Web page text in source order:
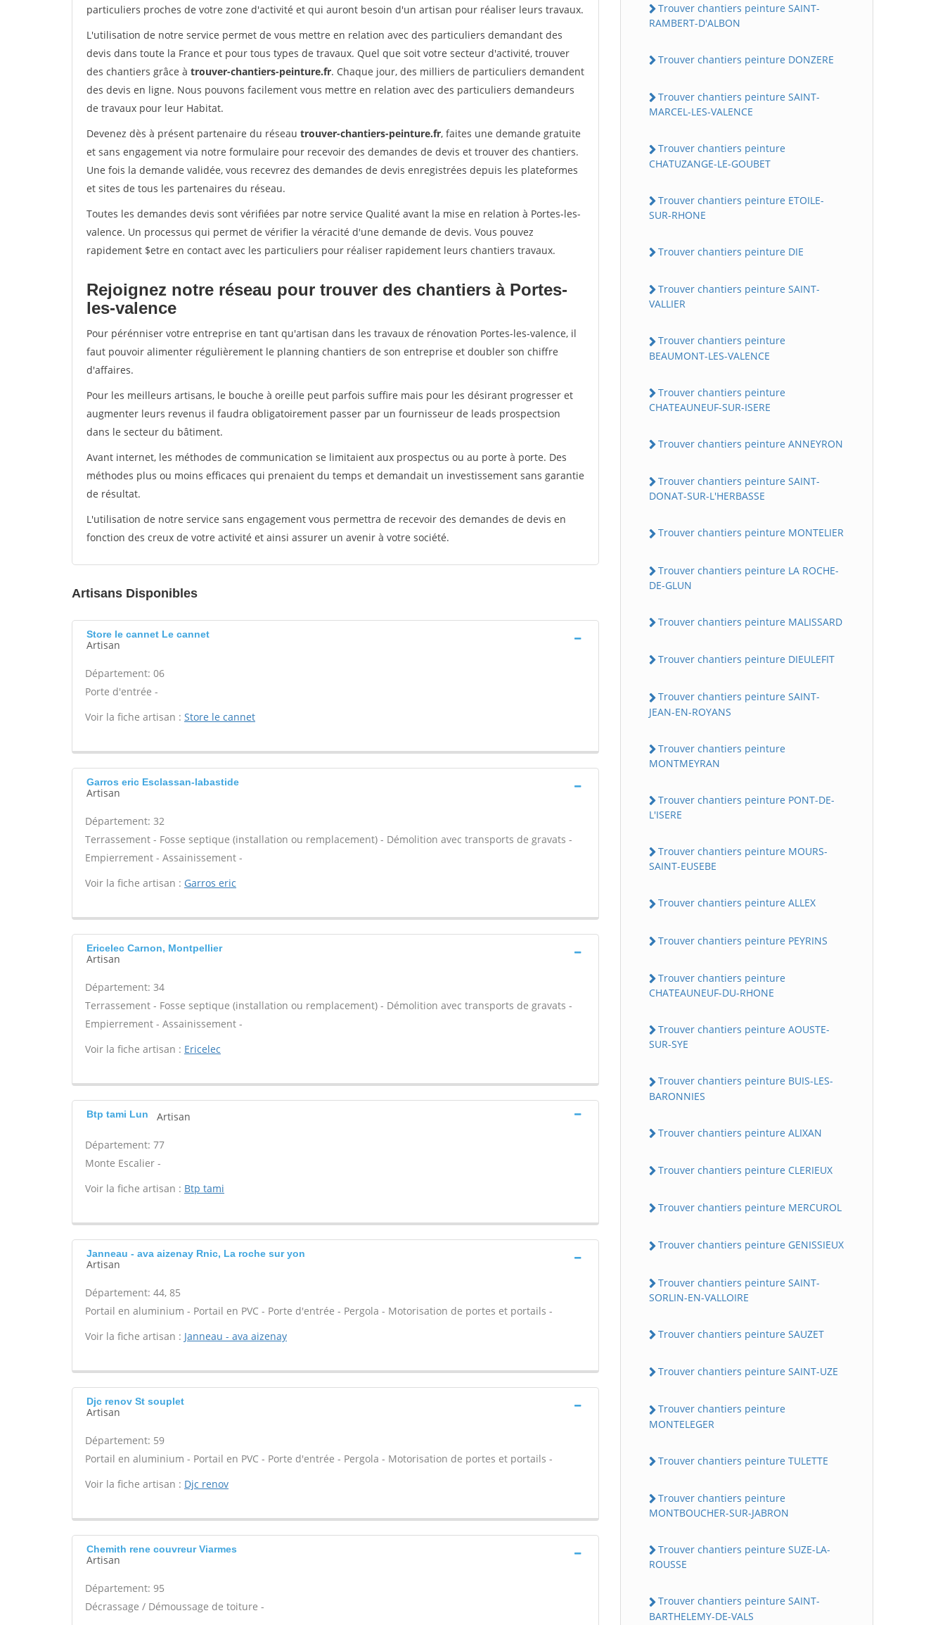
particuliers proches de votre zone d'activité et qui auront besoin d'un artisan pour réaliser leurs travaux.
L'utilisation de notre service permet de vous mettre en relation avec des particuliers demandant des
devis dans toute la France et pour tous types de travaux. Quel que soit votre secteur d'activité, trouver
des chantiers grâce à trouver-chantiers-peinture.fr. Chaque jour, des milliers de particuliers demandent
des devis en ligne. Nous pouvons facilement vous mettre en relation avec des particuliers demandeurs
de travaux pour leur Habitat.
Devenez dès à présent partenaire du réseau trouver-chantiers-peinture.fr, faites une demande gratuite
et sans engagement via notre formulaire pour recevoir des demandes de devis et trouver des chantiers.
Une fois la demande validée, vous recevrez des demandes de devis enregistrées depuis les plateformes
et sites de tous les partenaires du réseau.
Toutes les demandes devis sont vérifiées par notre service Qualité avant la mise en relation à Portes-les-
valence. Un processus qui permet de vérifier la véracité d'une demande de devis. Vous pouvez
rapidement $etre en contact avec les particuliers pour réaliser rapidement leurs chantiers travaux.
Rejoignez notre réseau pour trouver des chantiers à Portes-
les-valence
Pour pérénniser votre entreprise en tant qu'artisan dans les travaux de rénovation Portes-les-valence, il
faut pouvoir alimenter régulièrement le planning chantiers de son entreprise et doubler son chiffre
d'affaires.
Pour les meilleurs artisans, le bouche à oreille peut parfois suffire mais pour les désirant progresser et
augmenter leurs revenus il faudra obligatoirement passer par un fournisseur de leads prospectsion
dans le secteur du bâtiment.
Avant internet, les méthodes de communication se limitaient aux prospectus ou au porte à porte. Des
méthodes plus ou moins efficaces qui prenaient du temps et demandait un investissement sans garantie
de résultat.
L'utilisation de notre service sans engagement vous permettra de recevoir des demandes de devis en
fonction des creux de votre activité et ainsi assurer un avenir à votre société.
Artisans Disponibles
Store le cannet Le cannet
Artisan
Département: 06
Porte d'entrée -
Voir la fiche artisan : Store le cannet
Garros eric Esclassan-labastide
Artisan
Département: 32
Terrassement - Fosse septique (installation ou remplacement) - Démolition avec transports de gravats -
Empierrement - Assainissement -
Voir la fiche artisan : Garros eric
Ericelec Carnon, Montpellier
Artisan
Département: 34
Terrassement - Fosse septique (installation ou remplacement) - Démolition avec transports de gravats -
Empierrement - Assainissement -
Voir la fiche artisan : Ericelec
Btp tami Lun Artisan
Département: 77
Monte Escalier -
Voir la fiche artisan : Btp tami
Janneau - ava aizenay Rnic, La roche sur yon
Artisan
Département: 44, 85
Portail en aluminium - Portail en PVC - Porte d'entrée - Pergola - Motorisation de portes et portails -
Voir la fiche artisan : Janneau - ava aizenay
Djc renov St souplet
Artisan
Département: 59
Portail en aluminium - Portail en PVC - Porte d'entrée - Pergola - Motorisation de portes et portails -
Voir la fiche artisan : Djc renov
Chemith rene couvreur Viarmes
Artisan
Département: 95
Décrassage / Démoussage de toiture -
Trouver chantiers peinture SAINT-
RAMBERT-D'ALBON
Trouver chantiers peinture DONZERE
Trouver chantiers peinture SAINT-
MARCEL-LES-VALENCE
Trouver chantiers peinture
CHATUZANGE-LE-GOUBET
Trouver chantiers peinture ETOILE-
SUR-RHONE
Trouver chantiers peinture DIE
Trouver chantiers peinture SAINT-
VALLIER
Trouver chantiers peinture
BEAUMONT-LES-VALENCE
Trouver chantiers peinture
CHATEAUNEUF-SUR-ISERE
Trouver chantiers peinture ANNEYRON
Trouver chantiers peinture SAINT-
DONAT-SUR-L'HERBASSE
Trouver chantiers peinture MONTELIER
Trouver chantiers peinture LA ROCHE-
DE-GLUN
Trouver chantiers peinture MALISSARD
Trouver chantiers peinture DIEULEFIT
Trouver chantiers peinture SAINT-
JEAN-EN-ROYANS
Trouver chantiers peinture
MONTMEYRAN
Trouver chantiers peinture PONT-DE-
L'ISERE
Trouver chantiers peinture MOURS-
SAINT-EUSEBE
Trouver chantiers peinture ALLEX
Trouver chantiers peinture PEYRINS
Trouver chantiers peinture
CHATEAUNEUF-DU-RHONE
Trouver chantiers peinture AOUSTE-
SUR-SYE
Trouver chantiers peinture BUIS-LES-
BARONNIES
Trouver chantiers peinture ALIXAN
Trouver chantiers peinture CLERIEUX
Trouver chantiers peinture MERCUROL
Trouver chantiers peinture GENISSIEUX
Trouver chantiers peinture SAINT-
SORLIN-EN-VALLOIRE
Trouver chantiers peinture SAUZET
Trouver chantiers peinture SAINT-UZE
Trouver chantiers peinture
MONTELEGER
Trouver chantiers peinture TULETTE
Trouver chantiers peinture
MONTBOUCHER-SUR-JABRON
Trouver chantiers peinture SUZE-LA-
ROUSSE
Trouver chantiers peinture SAINT-
BARTHELEMY-DE-VALS